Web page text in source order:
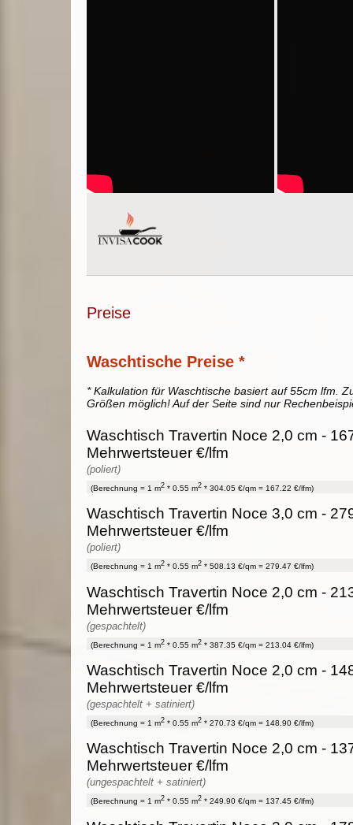
Preise
Waschtische Preise *
* Kalkulation für Waschtische basiert auf 55cm lfm.
Größen möglich! Auf der Seite sind nur
Waschtisch Travertin Noce 2,0 cm -
Mehrwertsteuer €/lfm
(poliert)
(Berechnung = 1 m2 * 0.55 m2 * 304.05 €/qm = 167.22 €/lfm)
Waschtisch Travertin Noce 3,0 cm -
Mehrwertsteuer €/lfm
(poliert)
(Berechnung = 1 m2 * 0.55 m2 * 508.13 €/qm = 279.47 €/lfm)
Waschtisch Travertin Noce 2,0 cm -
Mehrwertsteuer €/lfm
(gespachtelt)
(Berechnung = 1 m2 * 0.55 m2 * 387.35 €/qm = 213.04 €/lfm)
Waschtisch Travertin Noce 2,0 cm -
Mehrwertsteuer €/lfm
(gespachtelt + satiniert)
(Berechnung = 1 m2 * 0.55 m2 * 270.73 €/qm = 148.90 €/lfm)
Waschtisch Travertin Noce 2,0 cm -
Mehrwertsteuer €/lfm
(ungespachtelt + satiniert)
(Berechnung = 1 m2 * 0.55 m2 * 249.90 €/qm = 137.45 €/lfm)